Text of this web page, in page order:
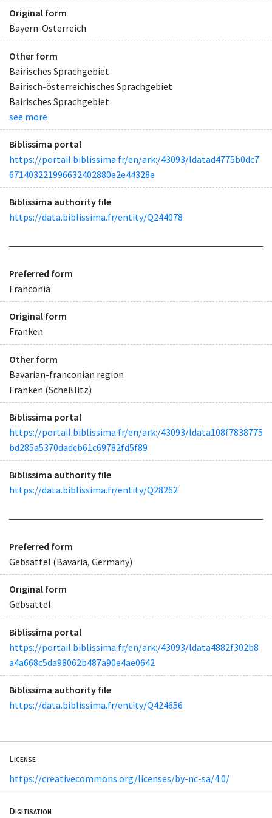
Original form
Bayern-Österreich
Other form
Bairisches Sprachgebiet
Bairisch-österreichisches Sprachgebiet
Bairisches Sprachgebiet
see more
Biblissima portal
https://portail.biblissima.fr/en/ark:/43093/ldatad4775b0dc7
671403221996632402880e2e44328e
Biblissima authority file
https://data.biblissima.fr/entity/Q244078
Preferred form
Franconia
Original form
Franken
Other form
Bavarian-franconian region
Franken (Scheßlitz)
Biblissima portal
https://portail.biblissima.fr/en/ark:/43093/ldata108f7838775
bd285a5370dadcb61c69782fd5f89
Biblissima authority file
https://data.biblissima.fr/entity/Q28262
Preferred form
Gebsattel (Bavaria, Germany)
Original form
Gebsattel
Biblissima portal
https://portail.biblissima.fr/en/ark:/43093/ldata4882f302b8
a4a668c5da98062b487a90e4ae0642
Biblissima authority file
https://data.biblissima.fr/entity/Q424656
License
https://creativecommons.org/licenses/by-nc-sa/4.0/
Digitisation